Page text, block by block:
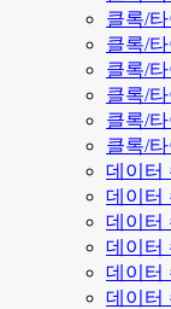
클록/
클록/
클록/
클록/
클록/
클록/
데이터
데이터
데이터
데이터
데이터
데이터